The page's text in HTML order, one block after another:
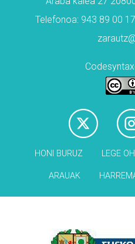
Telefonoa: 943 89 00
HONI BURUZ LEGE
ARAUAK